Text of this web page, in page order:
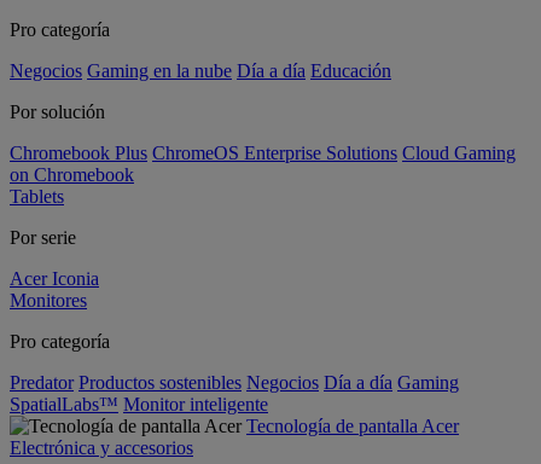
Pro categoría
Negocios Gaming en la nube Día a día Educación
Por solución
Chromebook Plus ChromeOS Enterprise Solutions Cloud Gaming
on Chromebook
Tablets
Por serie
Acer Iconia
Monitores
Pro categoría
Predator Productos sostenibles Negocios Día a día Gaming
SpatialLabs™ Monitor inteligente
Tecnología de pantalla Acer
Electrónica y accesorios